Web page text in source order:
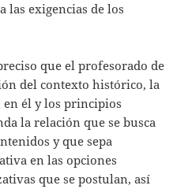
las exigencias de los
que el profesorado de
del contexto histórico, la
él y los principios
la relación que se busca
y que sepa
en las opciones
que se postulan, así